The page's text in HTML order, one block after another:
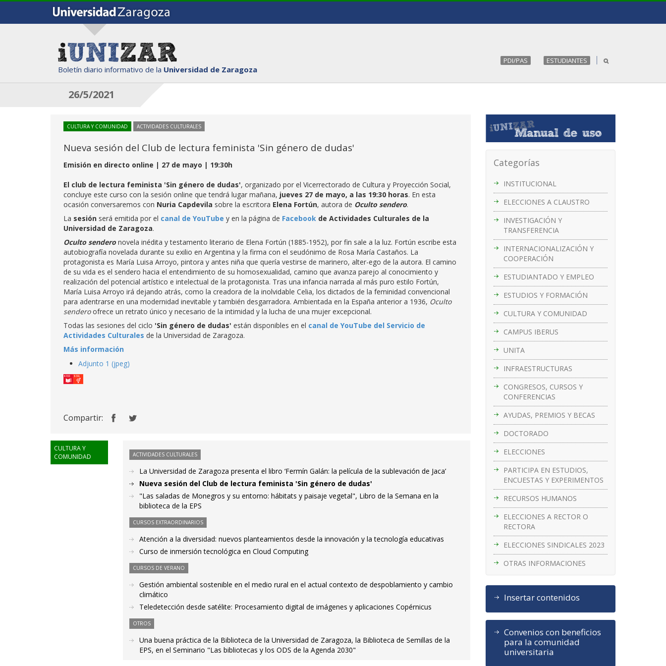
Boletín diario informativo de la Universidad de Zaragoza
PDI/PAS ESTUDIANTES
26/5/2021
Categorías
INSTITUCIONAL
ELECCIONES A CLAUSTRO
INVESTIGACIÓN Y
TRANSFERENCIA
INTERNACIONALIZACIÓN Y
COOPERACIÓN
ESTUDIANTADO Y EMPLEO
ESTUDIOS Y FORMACIÓN
CULTURA Y COMUNIDAD
CAMPUS IBERUS
UNITA
INFRAESTRUCTURAS
CONGRESOS, CURSOS Y
CONFERENCIAS
AYUDAS, PREMIOS Y BECAS
DOCTORADO
ELECCIONES
PARTICIPA EN ESTUDIOS,
ENCUESTAS Y EXPERIMENTOS
RECURSOS HUMANOS
ELECCIONES A RECTOR O
RECTORA
ELECCIONES SINDICALES 2023
OTRAS INFORMACIONES
Insertar contenidos
Convenios con beneficios
para la comunidad
universitaria
CULTURA Y COMUNIDAD ACTIVIDADES CULTURALES
Nueva sesión del Club de lectura feminista 'Sin género de dudas'
Emisión en directo online | 27 de mayo | 19:30h
El club de lectura feminista 'Sin género de dudas', organizado por el Vicerrectorado de Cultura y Proyección Social,
concluye este curso con la sesión online que tendrá lugar mañana, jueves 27 de mayo, a las 19:30 horas. En esta
ocasión conversaremos con Nuria Capdevila sobre la escritora Elena Fortún, autora de Oculto sendero.
La sesión será emitida por el canal de YouTube y en la página de Facebook de Actividades Culturales de la
Universidad de Zaragoza.
Oculto sendero novela inédita y testamento literario de Elena Fortún (1885-1952), por fin sale a la luz. Fortún escribe esta
autobiografía novelada durante su exilio en Argentina y la firma con el seudónimo de Rosa María Castaños. La
protagonista es María Luisa Arroyo, pintora y antes niña que quería vestirse de marinero, alter-ego de la autora. El camino
de su vida es el sendero hacia el entendimiento de su homosexualidad, camino que avanza parejo al conocimiento y
realización del potencial artístico e intelectual de la protagonista. Tras una infancia narrada al más puro estilo Fortún,
María Luisa Arroyo irá dejando atrás, como la creadora de la inolvidable Celia, los dictados de la feminidad convencional
para adentrarse en una modernidad inevitable y también desgarradora. Ambientada en la España anterior a 1936, Oculto
senderoofrece un retrato único y necesario de la intimidad y la lucha de una mujer excepcional.
Todas las sesiones del ciclo 'Sin género de dudas' están disponibles en el canal de YouTube del Servicio de
Actividades Culturales de la Universidad de Zaragoza.
Más información
Adjunto 1 (jpeg)
Compartir:
CULTURA Y
COMUNIDAD
ACTIVIDADES CULTURALES
La Universidad de Zaragoza presenta el libro ‘Fermín Galán: la película de la sublevación de Jaca’
Nueva sesión del Club de lectura feminista 'Sin género de dudas'
"Las saladas de Monegros y su entorno: hábitats y paisaje vegetal", Libro de la Semana en la
biblioteca de la EPS
CURSOS EXTRAORDINARIOS
Atención a la diversidad: nuevos planteamientos desde la innovación y la tecnología educativas
Curso de inmersión tecnológica en Cloud Computing
CURSOS DE VERANO
Gestión ambiental sostenible en el medio rural en el actual contexto de despoblamiento y cambio
climático
Teledetección desde satélite: Procesamiento digital de imágenes y aplicaciones Copérnicus
OTROS
Una buena práctica de la Biblioteca de la Universidad de Zaragoza, la Biblioteca de Semillas de la
EPS, en el Seminario "Las bibliotecas y los ODS de la Agenda 2030"